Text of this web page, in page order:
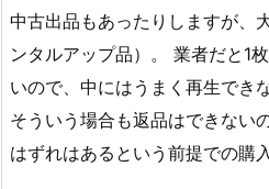
中古出品もあったりしますが、
ンタルアップ品）。 業者だと1
いので、中にはうまく再生でき
そういう場合も返品はできない
はずれはあるという前提での購入